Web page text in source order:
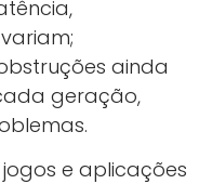
ainda
geração,
e aplicações